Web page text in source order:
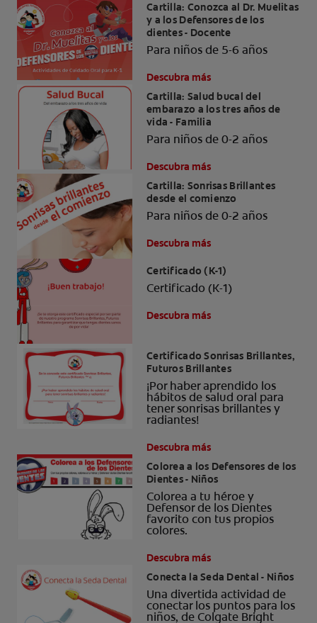
Cartilla: Conozca al Dr. Muelitas
y a los Defensores de los
dientes - Docente
Para niños de 5-6 años
Descubra más
Cartilla: Salud bucal del
embarazo a los tres años de
vida - Familia
Para niños de 0-2 años
Descubra más
Cartilla: Sonrisas Brillantes
desde el comienzo
Para niños de 0-2 años
Descubra más
Certificado (K-1)
Certificado (K-1)
Descubra más
Certificado Sonrisas Brillantes,
Futuros Brillantes
¡Por haber aprendido los
hábitos de salud oral para
tener sonrisas brillantes y
radiantes!
Descubra más
Colorea a los Defensores de los
Dientes - Niños
Colorea a tu héroe y
Defensor de los Dientes
favorito con tus propios
colores.
Descubra más
Conecta la Seda Dental - Niños
Una divertida actividad de
conectar los puntos para los
niños, de Colgate Bright